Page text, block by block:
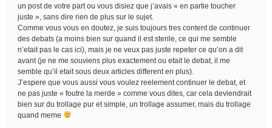
un post de votre part ou vous disiez que j’avais « en partie toucher
juste », sans dire rien de plus sur le sujet.
Comme vous vous en doutez, je suis toujours tres content de continuer
des debats (a moins bien sur quand il est sterile, ce qui me semble
n’etait pas le cas ici), mais je ne veux pas juste repeter ce qu’on a dit
avant (je ne me souviens plus exactement ou etait le debat, il me
semble qu’il etait sous deux articles different en plus).
J’espere que vous aussi vous voulez reelement continuer le debat, et
ne pas juste « foutre la merde » comme vous dites, car cela deviendrait
bien sur du trollage pur et simple, un trollage assumer, mais du trollage
quand meme